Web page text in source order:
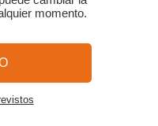
dirigido por Sooyoos
momento.